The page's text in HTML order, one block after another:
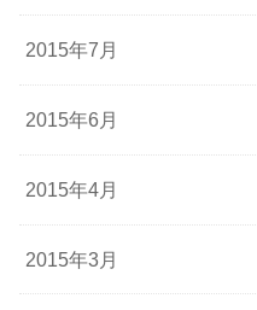
2015年7月
2015年6月
2015年4月
2015年3月